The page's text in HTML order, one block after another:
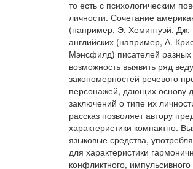
то есть с психологическим
личности. Сочетание
(например, Э. Хемингуэй, Дж.
английских (например, А.
Мэнсфилд) писателей разных
возможность выявить ряд
закономерностей речевого
персонажей, дающих основу
заключений о типе их
рассказ позволяет автору
характеристики компактно.
языковые средства,
для характеристики
конфликтного,